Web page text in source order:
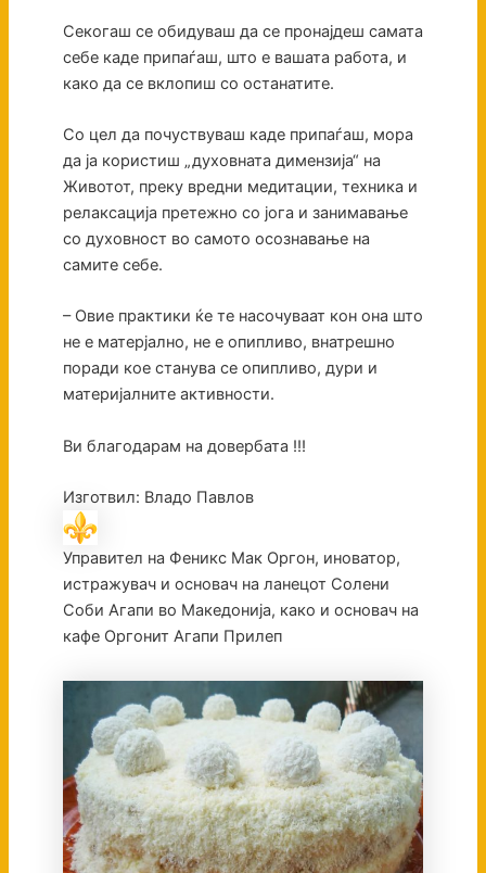
Секогаш се обидуваш да се пронајдеш самата
себе каде припаѓаш, што е вашата работа, и
како да се вклопиш со останатите.
Со цел да почуствуваш каде припаѓаш, мора
да ја користиш „духовната димензија“ на
Животот, преку вредни медитации, техника и
релаксација претежно со јога и занимавање
со духовност во самото осознавање на
самите себе.
– Овие практики ќе те насочуваат кон она што
не е матерјално, не е опипливо, внатрешно
поради кое станува се опипливо, дури и
материјалните активности.
Ви благодарам на довербата !!!
Изготвил: Владо Павлов
Управител на Феникс Мак Оргон, иноватор,
истражувач и основач на ланецот Солени
Соби Агапи во Македонија, како и основач на
кафе Оргонит Агапи Прилеп